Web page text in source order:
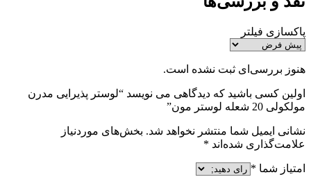
پاکسازی فیلتر
هنوز بررسی‌ای ثبت نشده است.
اولین کسی باشید که دیدگاهی می نویسد “لوستر پذیرایی مدرن
مولکولی 20 شعله لوستر مون”
نشانی ایمیل شما منتشر نخواهد شد. بخش‌های موردنیاز
علامت‌گذاری شده‌اند *
امتیاز شما *